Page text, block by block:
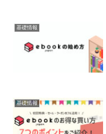
基礎情報
基礎情報